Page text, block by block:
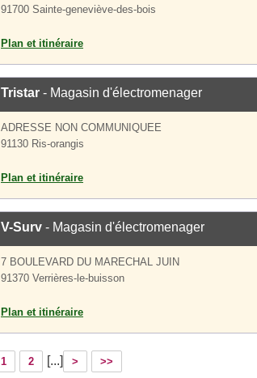
91700 Sainte-geneviève-des-bois
Plan et itinéraire
Tristar - Magasin d'électromenager
ADRESSE NON COMMUNIQUEE
91130 Ris-orangis
Plan et itinéraire
V-Surv - Magasin d'électromenager
7 BOULEVARD DU MARECHAL JUIN
91370 Verrières-le-buisson
Plan et itinéraire
1 2 [...] > >>